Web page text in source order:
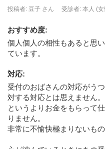
投稿者: 豆子 さん
受診者: 本人 (
おすすめ度:
個人個人の相性もあると思
ています。
対応:
受付のおばさんの対応がう
対する対応とは思えません。
というよりお金をもらって
りません。
非常に不愉快極まりないもの